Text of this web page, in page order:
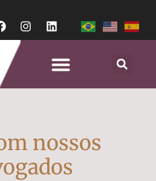
nossos